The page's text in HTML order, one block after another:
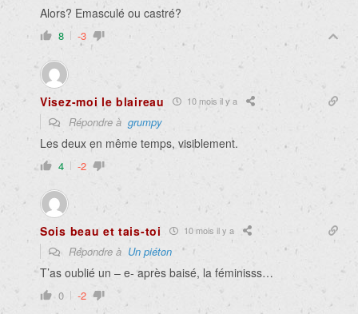
Alors? Emasculé ou castré?
8 -3
Visez-moi le blaireau 10 mois il y a
Répondre à grumpy
Les deux en même temps, visiblement.
4 -2
Sois beau et tais-toi 10 mois il y a
Répondre à Un piéton
T’as oublié un – e- après baisé, la féminisss…
0 -2